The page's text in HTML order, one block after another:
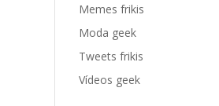
Memes frikis
Moda geek
Tweets frikis
Vídeos geek